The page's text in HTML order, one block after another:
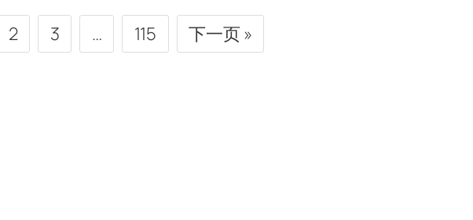
2 3 … 115 下一页 »